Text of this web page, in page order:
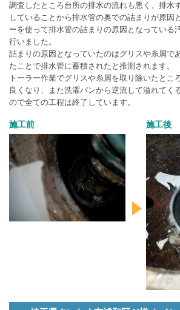
調査したところ台所の排水の流れも悪く、排水
していることから排水管の奥での詰まりが原因
ーを使って排水管の詰まりの原因となっている
行いました。
詰まりの原因となっていたのはグリスや糸屑で
たことで排水管に蓄積されたと推測されます。
トーラー作業でグリスや糸屑を取り除いたとこ
良くなり、また洗濯パンから逆流して溢れてく
ので全ての工程は終了しています。
施工前 施工後